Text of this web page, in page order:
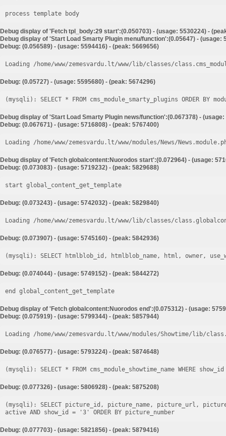
process template body
Debug display of 'Fetch tpl_body:29 start':(0.050703) - (usage: 5530224) -
Debug display of 'Start Load Smarty Plugin menu/function':(0.05647) - (usage:
Debug: (0.056589) - (usage: 5594416) - (peak: 5669656)
Loading /home/www/zemesvardu.lt/www/lib/classes/
Debug: (0.05727) - (usage: 5595680) - (peak: 5674296)
Debug display of 'Start Load Smarty Plugin news/function':(0.067378) -
Debug: (0.067671) - (usage: 5716808) - (peak: 5767400)
Loading /home/www/zemesvardu.lt/www/modules/News/
Debug display of 'Fetch globalcontent:Nuorodos start':(0.072964) - (usage:
Debug: (0.073083) - (usage: 5719232) - (peak: 5829688)
start global_content_get_template
Debug: (0.073243) - (usage: 5742032) - (peak: 5829840)
Loading /home/www/zemesvardu.lt/www/lib/classes/
Debug: (0.073907) - (usage: 5745160) - (peak: 5842936)
Debug: (0.074044) - (usage: 5749152) - (peak: 5844272)
end global_content_get_template
Debug display of 'Fetch globalcontent:Nuorodos end':(0.075312) - (usage:
Debug: (0.075919) - (usage: 5799344) - (peak: 5857944)
Loading /home/www/zemesvardu.lt/www/modules/Showtime/lib/
Debug: (0.076577) - (usage: 5793224) - (peak: 5874648)
Debug: (0.077326) - (usage: 5806928) - (peak: 5875208)
(mysqli): SELECT picture_id, picture_name, picture_url,
Debug: (0.077703) - (usage: 5821856) - (peak: 5879416)